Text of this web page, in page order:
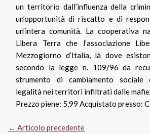
un territorio dall’influenza della
un’opportunità di riscatto e di
un’intera comunità. La cooperativa
Libera Terra che l’associazione
Mezzogiorno d’Italia, là dove
secondo la legge n. 109/96 da
strumento di cambiamento
legalità nei territori infiltrati dalle
Prezzo piene: 5,99 Acquistato presso:
← Articolo precedente